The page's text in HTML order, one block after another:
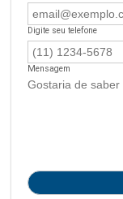
Digite seu telefone
Mensagem